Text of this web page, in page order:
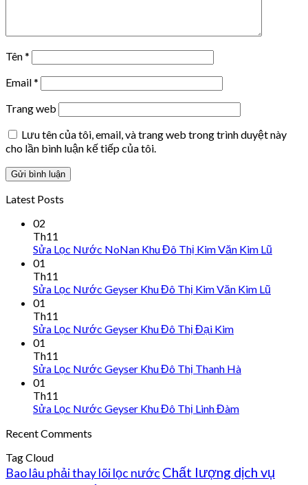
Tên*
Email*
Trang web
Lưu tên của tôi, email, và trang web trong trình duyệt này
cho lần bình luận kế tiếp của tôi.
Latest Posts
02
Th11
Sửa Lọc Nước NoNan Khu Đô Thị Kim Văn Kim Lũ
01
Th11
Sửa Lọc Nước Geyser Khu Đô Thị Kim Văn Kim Lũ
01
Th11
Sửa Lọc Nước Geyser Khu Đô Thị Đại Kim
01
Th11
Sửa Lọc Nước Geyser Khu Đô Thị Thanh Hà
01
Th11
Sửa Lọc Nước Geyser Khu Đô Thị Linh Đàm
Recent Comments
Tag Cloud
Bao lâu phải thay lõi lọc nước Chất lượng dịch vụ